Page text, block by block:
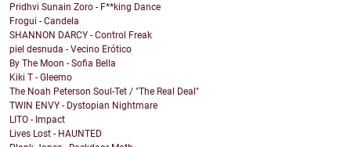
Pridhvi Sunain Zoro - F**king Dance
Frogui - Candela
SHANNON DARCY - Control Freak
piel desnuda - Vecino Erótico
By The Moon - Sofia Bella
Kiki T - Gleemo
The Noah Peterson Soul-Tet / "The Real Deal"
TWIN ENVY - Dystopian Nightmare
LITO - Impact
Lives Lost - HAUNTED